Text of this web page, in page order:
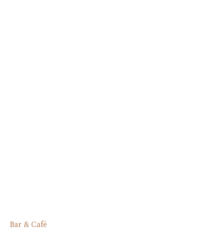
Bar & Café